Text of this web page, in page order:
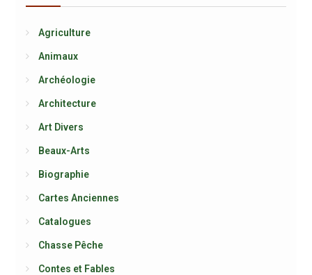
Agriculture
Animaux
Archéologie
Architecture
Art Divers
Beaux-Arts
Biographie
Cartes Anciennes
Catalogues
Chasse Pêche
Contes et Fables